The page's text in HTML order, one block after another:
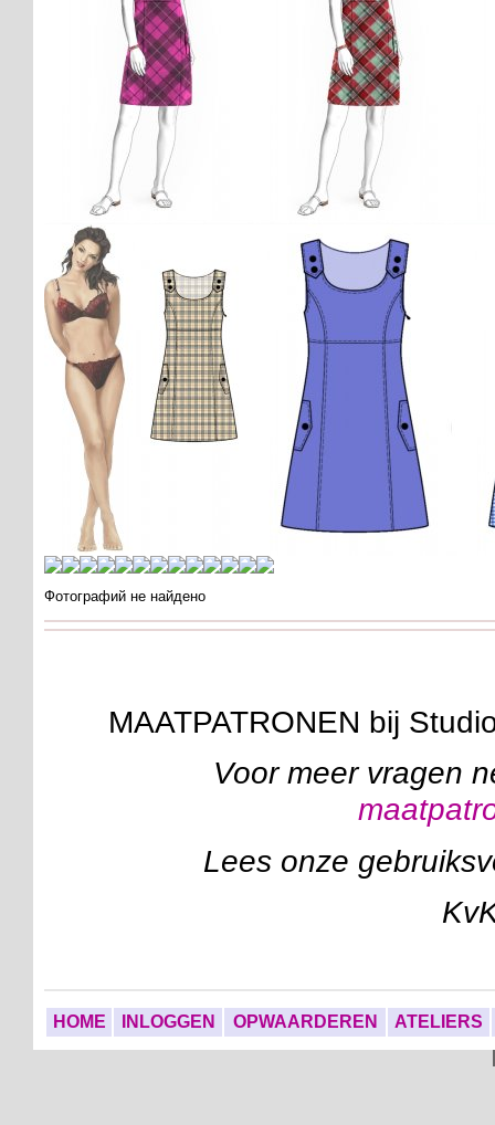
Фотографий не найдено
MAATPATRONEN bij
Voor meer vragen
Lees onze
HOME INLOGGEN OPWAARDEREN ATELIERS